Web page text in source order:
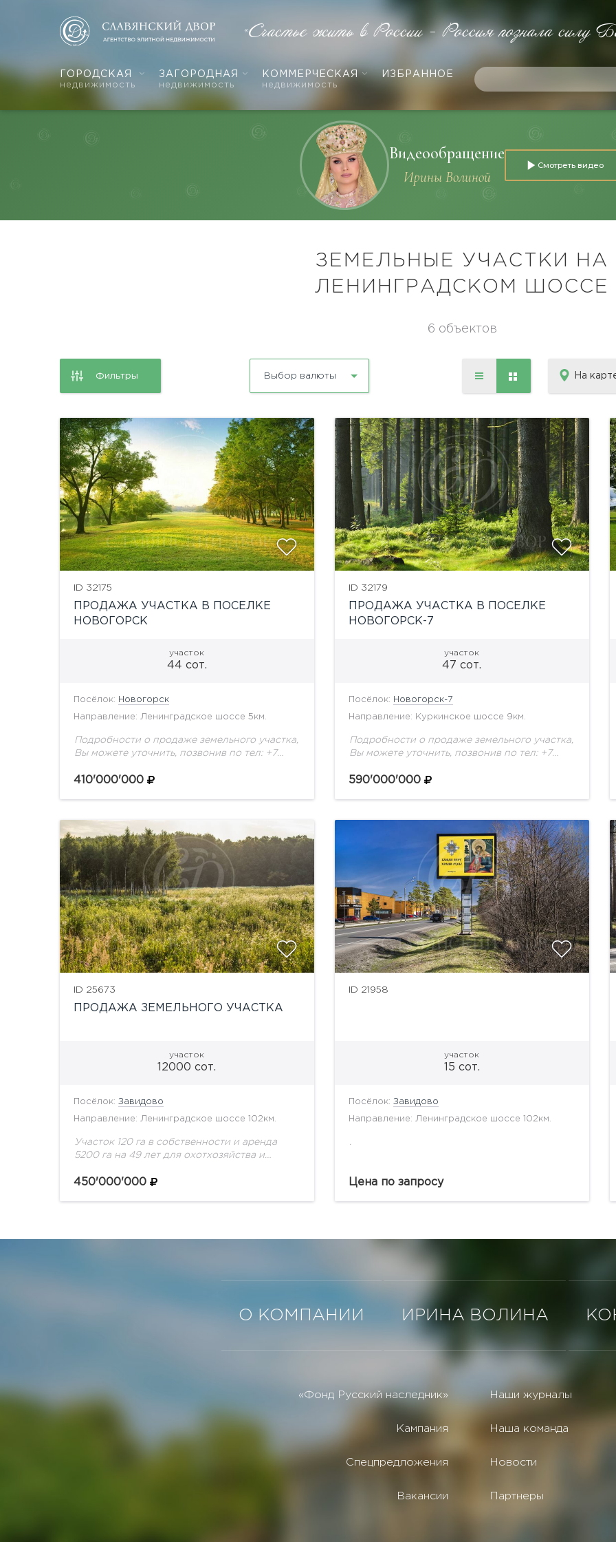
ГОРОДСКАЯ
недвижимость
ЗАГОРОДНАЯ
недвижимость
КОММЕРЧЕСКАЯ
недвижимость
ИЗБРАННОЕ
«Счастье жить в России - Россия познала силу
Видеообращение
Ирины Волиной
Смотреть видео
ЗЕМЕЛЬНЫЕ УЧАСТКИ НА
ЛЕНИНГРАДСКОМ ШОССЕ
6 объектов
Фильтры Выбор валюты На
ID 32175
ПРОДАЖА УЧАСТКА В ПОСЕЛКЕ
НОВОГОРСК
участок
44 сот.
Посёлок: Новогорск
Направление: Ленинградское шоссе 5км.
Подробности о продаже земельного участка,
Вы можете уточнить, позвонив по тел: +7
410'000'000
ID 32179
ПРОДАЖА УЧАСТКА В ПОСЕЛКЕ
НОВОГОРСК-7
участок
47 сот.
Посёлок: Новогорск-7
Направление: Куркинское шоссе 9км.
Подробности о продаже земельного участка,
Вы можете уточнить, позвонив по тел: +7
590'000'000
ID 25673
ПРОДАЖА ЗЕМЕЛЬНОГО УЧАСТКА
участок
12000 сот.
Посёлок: Завидово
Направление: Ленинградское шоссе 102км.
Участок 120 га в собственности и аренда
5200 га на 49 лет для охотхозяйства и
территории участка созданы и юридически
450'000'000
ID 21958
участок
15 сот.
Посёлок: Завидово
Направление: Ленинградское шоссе 102км.
Цена по запросу
О КОМПАНИИ ИРИНА ВОЛИНА
«Фонд Русский наследник»
Кампания
Спецпредложения
Вакансии
Наши журналы
Наша команда
Новости
Партнеры